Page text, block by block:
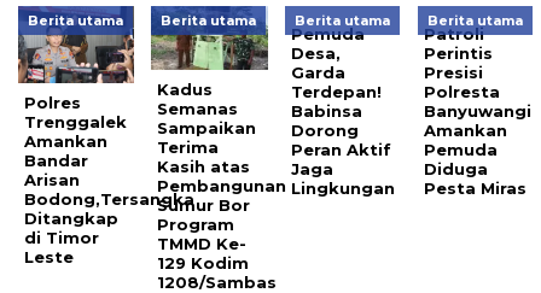
Berita utama
Polres
Trenggalek
Amankan
Bandar
Arisan
Bodong,Tersangka
Ditangkap
di Timor
Leste
Berita utama
Kadus
Semanas
Sampaikan
Terima
Kasih atas
Pembangunan
Sumur Bor
Program
TMMD Ke-
129 Kodim
1208/Sambas
Berita utama
Pemuda
Desa,
Garda
Terdepan!
Babinsa
Dorong
Peran Aktif
Jaga
Lingkungan
Berita utama
Patroli
Perintis
Presisi
Polresta
Banyuwangi
Amankan
Pemuda
Diduga
Pesta Miras